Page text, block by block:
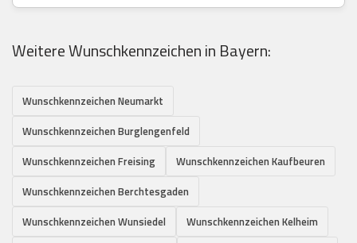
Weitere Wunschkennzeichen in Bayern:
Wunschkennzeichen Neumarkt
Wunschkennzeichen Burglengenfeld
Wunschkennzeichen Freising
Wunschkennzeichen Kaufbeuren
Wunschkennzeichen Berchtesgaden
Wunschkennzeichen Wunsiedel
Wunschkennzeichen Kelheim